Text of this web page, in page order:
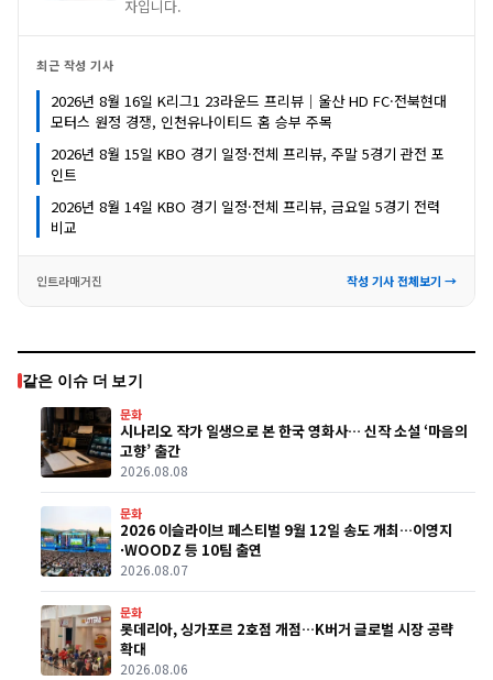
자입니다.
최근 작성 기사
2026년 8월 16일 K리그1 23라운드 프리뷰｜울산 HD FC·전북현대
모터스 원정 경쟁, 인천유나이티드 홈 승부 주목
2026년 8월 15일 KBO 경기 일정·전체 프리뷰, 주말 5경기 관전 포
인트
2026년 8월 14일 KBO 경기 일정·전체 프리뷰, 금요일 5경기 전력
비교
인트라매거진 작성 기사 전체보기 →
같은 이슈 더 보기
문화
시나리오 작가 일생으로 본 한국 영화사… 신작 소설 ‘마음의
고향’ 출간
2026.08.08
문화
2026 이슬라이브 페스티벌 9월 12일 송도 개최…이영지
·WOODZ 등 10팀 출연
2026.08.07
문화
롯데리아, 싱가포르 2호점 개점…K버거 글로벌 시장 공략
확대
2026.08.06